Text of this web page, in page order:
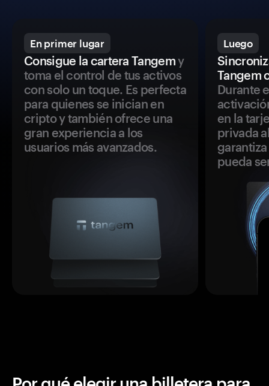
En primer lugar
Consigue la cartera Tangemy
toma el control de tus activos
con solo un toque. Es perfecta
para quienes se inician en
cripto y también ofrece una
gran experiencia a los
usuarios más avanzados.
Luego
Tangem
Durante
en la
privada
pueda